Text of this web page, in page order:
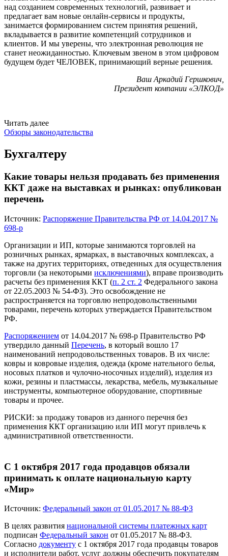
над созданием современных технологий, развивает и
предлагает вам новые онлайн-сервисы и продукты,
занимается формированием систем принятия решений,
вкладывается в развитие компетенций сотрудников и
клиентов. И мы уверены, что электронная революция не
станет неожиданностью. Ключевым звеном в этом цифровом
будущем будет ЧЕЛОВЕК, принимающий верные решения.
Ваш Аркадий Гершкович,
Президент компании «ЭЛКОД»
Читать далее
Обзоры законодательства
Бухгалтеру
Какие товары нельзя продавать без применения
ККТ даже на выставках и рынках: опубликован
перечень
Источник: Распоряжение Правительства РФ от 14.04.2017 №
698-р
Организации и ИП, которые занимаются торговлей на
розничных рынках, ярмарках, в выставочных комплексах, а
также на других территориях, отведенных для осуществления
торговли (за некоторыми исключениями), вправе производить
расчеты без применения ККТ (п. 2 ст. 2 Федерального закона
от 22.05.2003 № 54-ФЗ). Это освобождение не
распространяется на торговлю непродовольственными
товарами, перечень которых утверждается Правительством
РФ.
Распоряжением от 14.04.2017 № 698-р Правительство РФ
утвердило данный Перечень, в который вошло 17
наименований непродовольственных товаров. В их числе:
ковры и ковровые изделия, одежда (кроме нательного белья,
носовых платков и чулочно-носочных изделий), изделия из
кожи, резины и пластмассы, лекарства, мебель, музыкальные
инструменты, компьютерное оборудование, спортивные
товары и прочее.
РИСКИ: за продажу товаров из данного перечня без
применения ККТ организацию или ИП могут привлечь к
административной ответственности.
С 1 октября 2017 года продавцов обязали
принимать к оплате национальную карту
«Мир»
Источник: Федеральный закон от 01.05.2017 № 88-ФЗ
В целях развития национальной системы платежных карт
подписан Федеральный закон от 01.05.2017 № 88-ФЗ.
Согласно документу с 1 октября 2017 года продавцы товаров
и исполнители работ, услуг должны обеспечить покупателям